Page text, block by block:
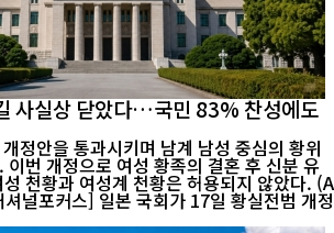
사실상 닫았다…국민 83% 찬성에도
정안을 통과시키며 남계 남성 중심의 황위
번 개정으로 여성 황족의 결혼 후 신분 유
천황과 여성계 천황은 허용되지 않았다. (A